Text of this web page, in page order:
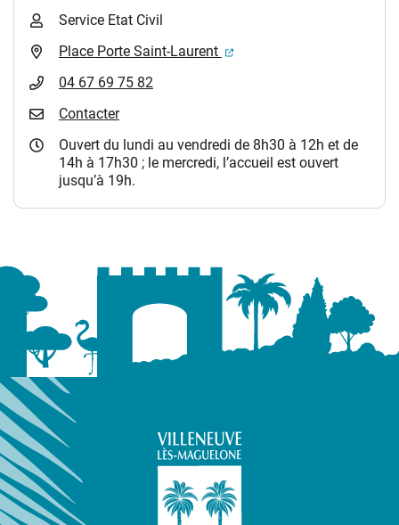
Service Etat Civil
Place Porte Saint-Laurent
(ouverture dans un
04 67 69 75 82
Contacter
Ouvert du lundi au vendredi de 8h30 à 12h et de
14h à 17h30 ; le mercredi, l’accueil est ouvert
jusqu’à 19h.